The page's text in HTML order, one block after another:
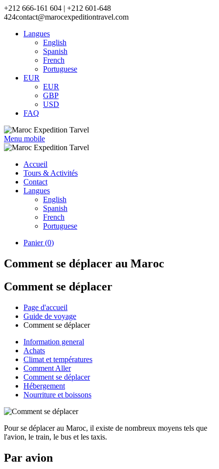
+212 666-161 604 | +212 601-648
424contact@marocexpeditiontravel.com
Langues
English
Spanish
French
Portuguese
EUR
EUR
GBP
USD
FAQ
Menu mobile
Accueil
Tours & Activités
Contact
Langues
English
Spanish
French
Portuguese
Panier (0)
Comment se déplacer au Maroc
Comment se déplacer
Page d'accueil
Guide de voyage
Comment se déplacer
Information general
Achats
Climat et températures
Comment Aller
Comment se déplacer
Hébergement
Nourriture et boissons
Pour se déplacer au Maroc, il existe de nombreux moyens tels que
l'avion, le train, le bus et les taxis.
Par avion